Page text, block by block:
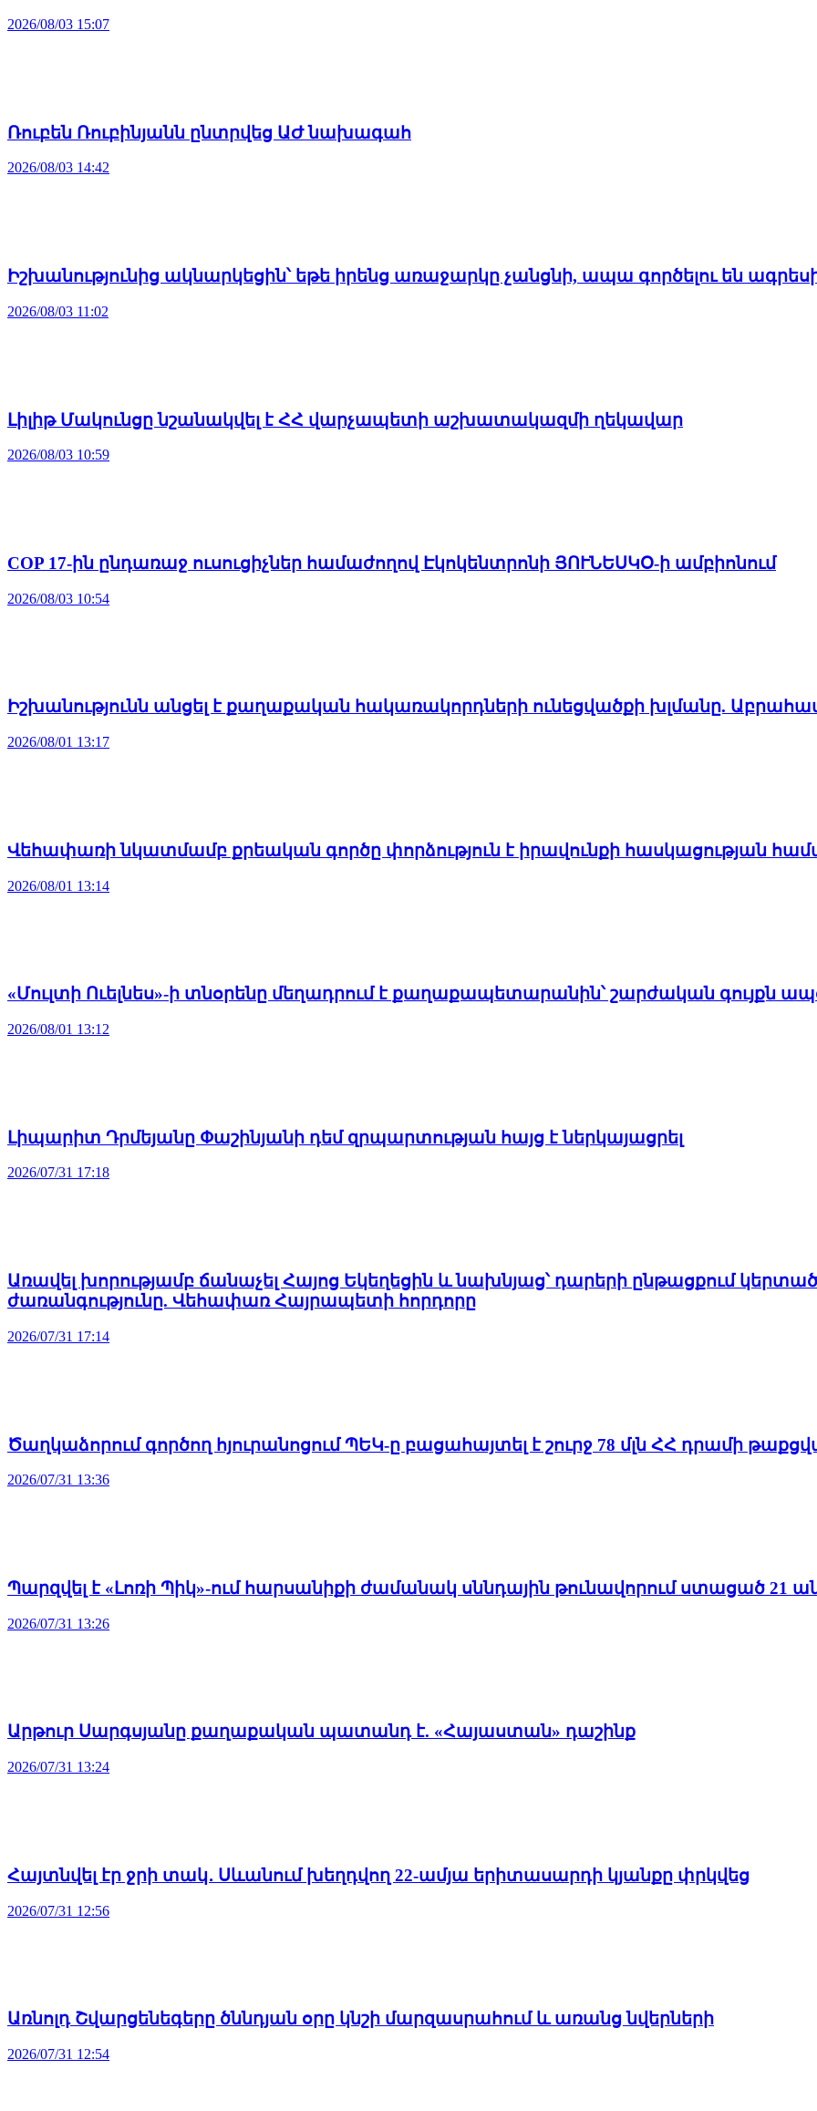
2026/08/03 15:07
Ռուբեն Ռուբինյանն ընտրվեց ԱԺ նախագահ
2026/08/03 14:42
Իշխանությունից ակնարկեցին՝ եթե իրենց առաջարկը չանցնի, ապա գործելու են
2026/08/03 11:02
Լիլիթ Մակունցը նշանակվել է ՀՀ վարչապետի աշխատակազմի ղեկավար
2026/08/03 10:59
COP 17-ին ընդառաջ ուսուցիչներ համաժողով Էկոկենտրոնի ՅՈՒՆԵՍԿՕ-ի ամբիոնում
2026/08/03 10:54
Իշխանությունն անցել է քաղաքական հակառակորդների ունեցվածքի խլմանը.
2026/08/01 13:17
Վեհափառի նկատմամբ քրեական գործը փորձություն է իրավունքի հասկացության
2026/08/01 13:14
«Մուլտի Ուելնես»-ի տնօրենը մեղադրում է քաղաքապետարանին՝ շարժական գույքն
2026/08/01 13:12
Լիպարիտ Դրմեյանը Փաշինյանի դեմ զրպարտության հայց է ներկայացրել
2026/07/31 17:18
Առավել խորությամբ ճանաչել Հայոց Եկեղեցին և նախնյաց՝ դարերի ընթացքում
ժառանգությունը. Վեհափառ Հայրապետի հորդորը
2026/07/31 17:14
Ծաղկաձորում գործող հյուրանոցում ՊԵԿ-ը բացահայտել է շուրջ 78 մլն ՀՀ դրամի
2026/07/31 13:36
Պարզվել է «Լոռի Պիկ»-ում հարսանիքի ժամանակ սննդային թունավորում ստացած 21
2026/07/31 13:26
Արթուր Սարգսյանը քաղաքական պատանդ է. «Հայաստան» դաշինք
2026/07/31 13:24
Հայտնվել էր ջրի տակ․ Սևանում խեղդվող 22-ամյա երիտասարդի կյանքը փրկվեց
2026/07/31 12:56
Առնոլդ Շվարցենեգերը ծննդյան օրը կնշի մարզասրահում և առանց նվերների
2026/07/31 12:54